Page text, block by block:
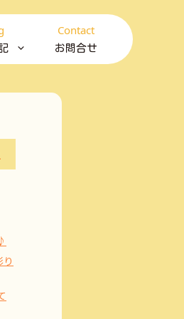
Contact
お問合せ